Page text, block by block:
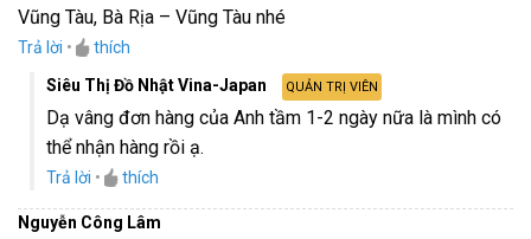
Vũng Tàu, Bà Rịa – Vũng Tàu nhé
Trả lời •
thích
Siêu Thị Đồ Nhật Vina-Japan
QUẢN TRỊ VIÊN
Dạ vâng đơn hàng của Anh tầm 1-2 ngày nữa là mình có
thể nhận hàng rồi ạ.
Trả lời • thích
Nguyễn Công Lâm